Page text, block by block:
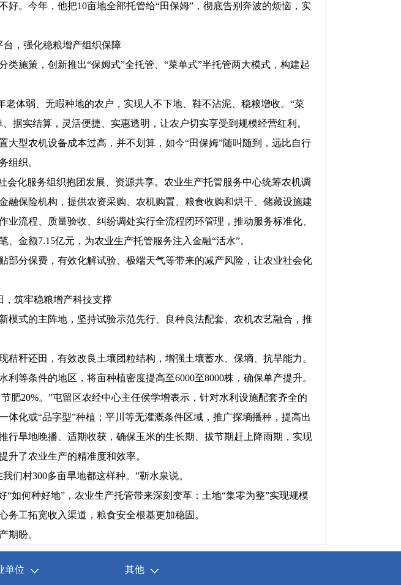
。今年，他把10亩地全部托管给“田保姆”，彻底告别奔波的烦恼，实
台，强化稳粮增产组织保障
施策，创新推出“保姆式”全托管、“菜单式”半托管两大模式，构建起
体弱、无暇种地的农户，实现人不下地、鞋不沾泥、稳粮增收。“菜
据实结算，灵活便捷、实惠透明，让农户切实享受到规模经营红利。
型农机设备成本过高，并不划算，如今“田保姆”随叫随到，远比自行
组织。
化服务组织抱团发展、资源共享。农业生产托管服务中心统筹农机调
保险机构，提供农资采购、农机购置、粮食收购和烘干、储藏设施建
流程、质量验收、纠纷调处实行全流程闭环管理，推动服务标准化、
金额7.15亿元，为农业生产托管服务注入金融“活水”。
分保费，有效化解试验、极端天气等带来的减产风险，让农业社会化
，筑牢稳粮增产科技支撑
式的主阵地，坚持试验示范先行、良种良法配套、农机农艺融合，推
秆还田，有效改良土壤团粒结构，增强土壤蓄水、保墒、抗旱能力。
等条件的地区，将亩种植密度提高至6000至8000株，确保单产提升。
肥20%。”屯留区农经中心主任侯学增表示，针对水利设施配套齐全的
化或“品字型”种植；平川等无灌溉条件区域，推广探墒播种，提高出
旱地晚播、适期收获，确保玉米的生长期、拔节期赶上降雨期，实现
了农业生产的精准度和效率。
们村300多亩旱地都这样种。”靳水泉说。
如何种好地”，农业生产托管带来深刻变革：土地“集零为整”实现规模
工拓宽收入渠道，粮食安全根基更加稳固。
期盼。
单位 其他